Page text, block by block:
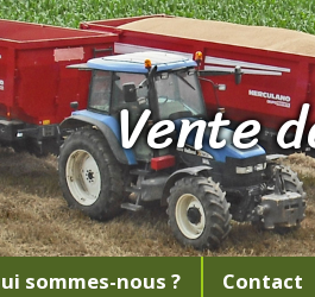
Vente
sommes-nous ? Contact